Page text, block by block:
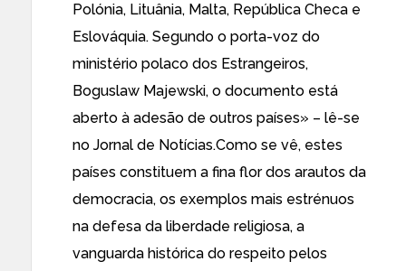
Polónia, Lituânia, Malta, República Checa e
Eslováquia. Segundo o porta-voz do
ministério polaco dos Estrangeiros,
Boguslaw Majewski, o documento está
aberto à adesão de outros países» – lê-se
no Jornal de Notícias.Como se vê, estes
países constituem a fina flor dos arautos da
democracia, os exemplos mais estrénuos
na defesa da liberdade religiosa, a
vanguarda histórica do respeito pelos